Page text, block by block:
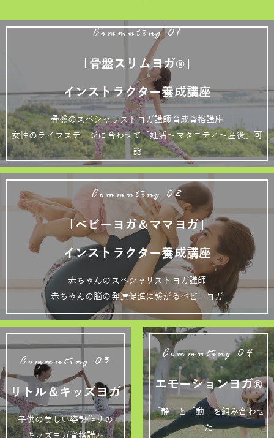
Commuting 01
「骨盤スリムヨガ®」
インストラクター養成講座
骨盤のスペシャリストヨガ講師育成資格講座
女性のライフステージに合わせて「妊活～マタニティ～産後」可
能
Commuting 02
「ベビーヨガ＆ママヨガ」
インストラクター養成講座
赤ちゃんのスペシャリストヨガ講師
赤ちゃんの脳の発達促進に繋がるベビーヨガ
Commuting 03
リトル＆キッズヨガ
子供の美しい姿勢作りの
キッズヨガ資格講座
Commuting 04
エモーションヨガ®
「静」と「動」を組み合わせ
た